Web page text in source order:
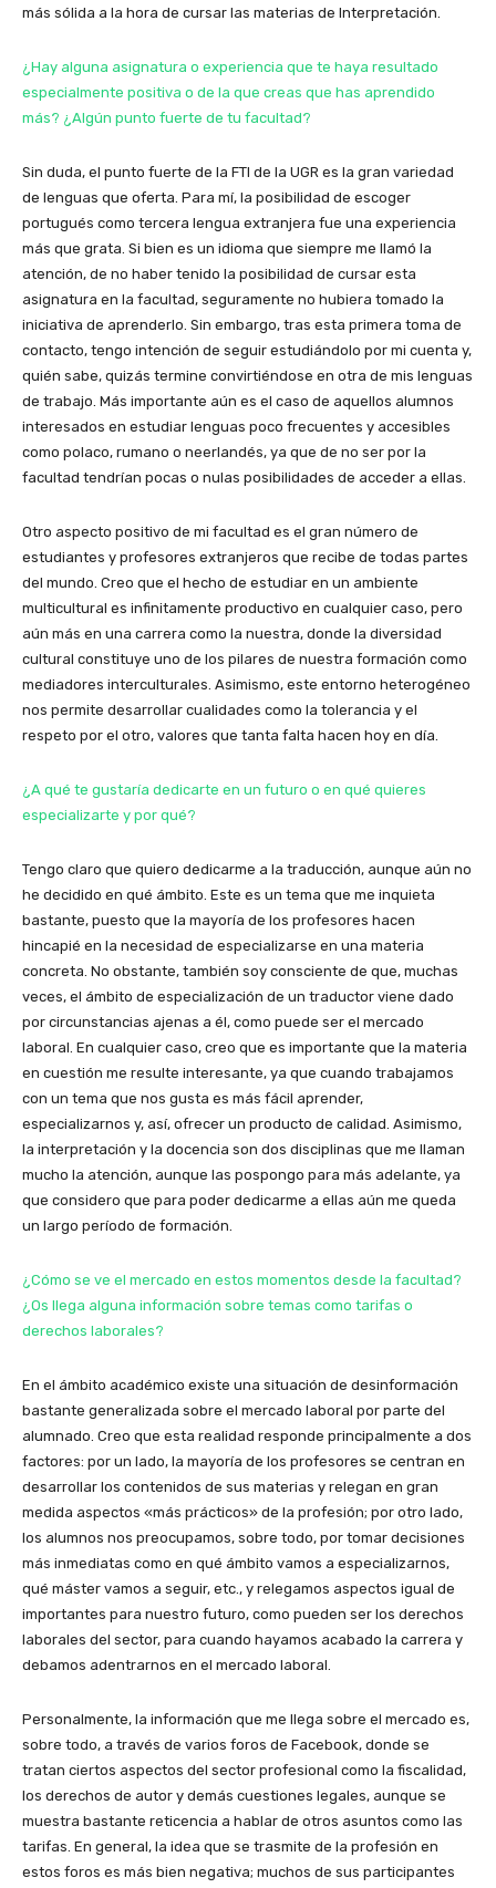
más sólida a la hora de cursar las materias de Interpretación.
¿Hay alguna asignatura o experiencia que te haya resultado
especialmente positiva o de la que creas que has aprendido
más? ¿Algún punto fuerte de tu facultad?
Sin duda, el punto fuerte de la FTI de la UGR es la gran variedad
de lenguas que oferta. Para mí, la posibilidad de escoger
portugués como tercera lengua extranjera fue una experiencia
más que grata. Si bien es un idioma que siempre me llamó la
atención, de no haber tenido la posibilidad de cursar esta
asignatura en la facultad, seguramente no hubiera tomado la
iniciativa de aprenderlo. Sin embargo, tras esta primera toma de
contacto, tengo intención de seguir estudiándolo por mi cuenta y,
quién sabe, quizás termine convirtiéndose en otra de mis lenguas
de trabajo. Más importante aún es el caso de aquellos alumnos
interesados en estudiar lenguas poco frecuentes y accesibles
como polaco, rumano o neerlandés, ya que de no ser por la
facultad tendrían pocas o nulas posibilidades de acceder a ellas.
Otro aspecto positivo de mi facultad es el gran número de
estudiantes y profesores extranjeros que recibe de todas partes
del mundo. Creo que el hecho de estudiar en un ambiente
multicultural es infinitamente productivo en cualquier caso, pero
aún más en una carrera como la nuestra, donde la diversidad
cultural constituye uno de los pilares de nuestra formación como
mediadores interculturales. Asimismo, este entorno heterogéneo
nos permite desarrollar cualidades como la tolerancia y el
respeto por el otro, valores que tanta falta hacen hoy en día.
¿A qué te gustaría dedicarte en un futuro o en qué quieres
especializarte y por qué?
Tengo claro que quiero dedicarme a la traducción, aunque aún no
he decidido en qué ámbito. Este es un tema que me inquieta
bastante, puesto que la mayoría de los profesores hacen
hincapié en la necesidad de especializarse en una materia
concreta. No obstante, también soy consciente de que, muchas
veces, el ámbito de especialización de un traductor viene dado
por circunstancias ajenas a él, como puede ser el mercado
laboral. En cualquier caso, creo que es importante que la materia
en cuestión me resulte interesante, ya que cuando trabajamos
con un tema que nos gusta es más fácil aprender,
especializarnos y, así, ofrecer un producto de calidad. Asimismo,
la interpretación y la docencia son dos disciplinas que me llaman
mucho la atención, aunque las pospongo para más adelante, ya
que considero que para poder dedicarme a ellas aún me queda
un largo período de formación.
¿Cómo se ve el mercado en estos momentos desde la facultad?
¿Os llega alguna información sobre temas como tarifas o
derechos laborales?
En el ámbito académico existe una situación de desinformación
bastante generalizada sobre el mercado laboral por parte del
alumnado. Creo que esta realidad responde principalmente a dos
factores: por un lado, la mayoría de los profesores se centran en
desarrollar los contenidos de sus materias y relegan en gran
medida aspectos «más prácticos» de la profesión; por otro lado,
los alumnos nos preocupamos, sobre todo, por tomar decisiones
más inmediatas como en qué ámbito vamos a especializarnos,
qué máster vamos a seguir, etc., y relegamos aspectos igual de
importantes para nuestro futuro, como pueden ser los derechos
laborales del sector, para cuando hayamos acabado la carrera y
debamos adentrarnos en el mercado laboral.
Personalmente, la información que me llega sobre el mercado es,
sobre todo, a través de varios foros de Facebook, donde se
tratan ciertos aspectos del sector profesional como la fiscalidad,
los derechos de autor y demás cuestiones legales, aunque se
muestra bastante reticencia a hablar de otros asuntos como las
tarifas. En general, la idea que se trasmite de la profesión en
estos foros es más bien negativa; muchos de sus participantes